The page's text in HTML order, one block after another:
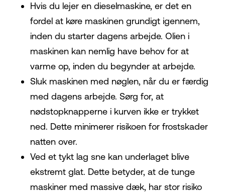
Hvis du lejer en dieselmaskine, er det en
fordel at køre maskinen grundigt igennem,
inden du starter dagens arbejde. Olien i
maskinen kan nemlig have behov for at
varme op, inden du begynder at arbejde.
Sluk maskinen med nøglen, når du er færdig
med dagens arbejde. Sørg for, at
nødstopknapperne i kurven ikke er trykket
ned. Dette minimerer risikoen for frostskader
natten over.
Ved et tykt lag sne kan underlaget blive
ekstremt glat. Dette betyder, at de tunge
maskiner med massive dæk, har stor risiko